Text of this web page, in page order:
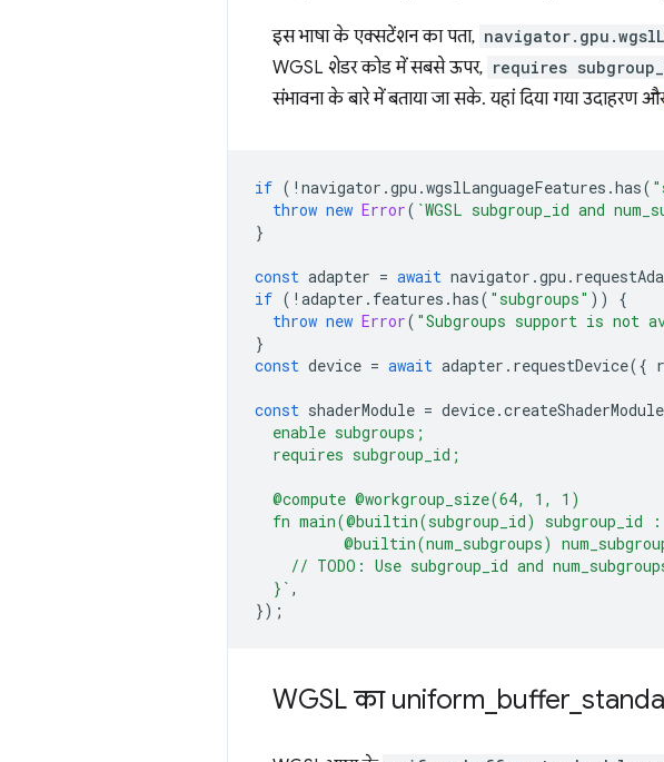
इस भाषा के एक्सटेंशन का पता,
WGSL शेडर कोड में सबसे ऊपर, requires
संभावना के बारे में बताया जा सके. यहां दिया गया उदाहरण
if ( ! navigator .gpu .wgslLanguageFeatures .has(
throw new Error( `WGSL subgroup_id and
}
const adapter = await navigator .gpu .
if ( ! adapter . features .has( "subgroups" ))
{
throw new Error( "Subgroups support is not
}
const device = await adapter . requestDevice({
const shaderModule = device.createShaderModule
  enable subgroups;
  requires subgroup_id;
  @compute @workgroup_size(64, 1, 1)
fn main(@builtin(subgroup_id) subgroup_id :
@builtin(num_subgroups)
// TODO: Use subgroup_id and
  }`
,
});
WGSL का uniform buffer